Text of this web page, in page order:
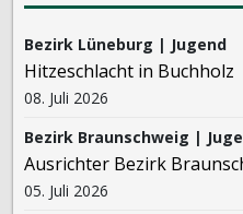
Bezirk Lüneburg | Jugend
Hitzeschlacht in Buchholz
08. Juli 2026
Bezirk Braunschweig |
Ausrichter Bezirk
05. Juli 2026